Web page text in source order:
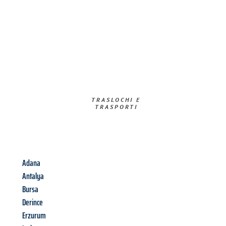
TRASLOCHI E
TRASPORTI​
Adana
Antalya
Bursa
Derince
Erzurum